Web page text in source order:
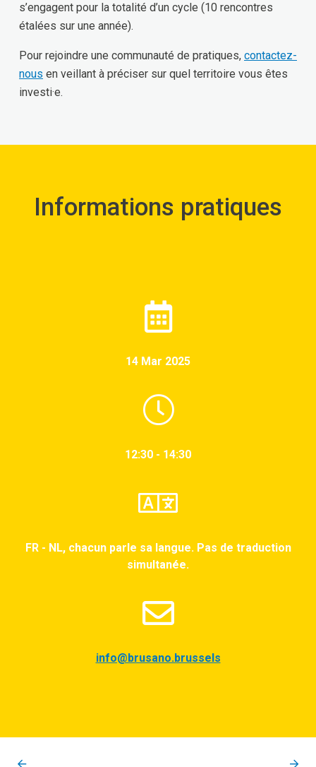
s’engagent pour la totalité d’un cycle (10 rencontres
étalées sur une année).
Pour rejoindre une communauté de pratiques, contactez-
nous en veillant à préciser sur quel territoire vous êtes
investi·e.
Informations pratiques
14 Mar 2025
12:30 - 14:30
FR - NL, chacun parle sa langue. Pas de traduction
simultanée.
info@brusano.brussels